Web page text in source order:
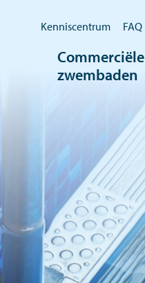
Kenniscentrum FAQ
Commerciële
zwembaden